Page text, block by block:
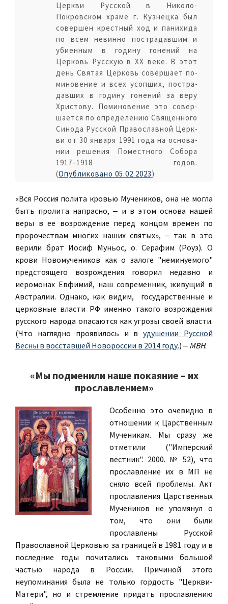
Церкви Русской в Николо-
Покровском храме г. Кузнецка был
совершен крестный ход и панихида
по всем невинно пострадавшим и
убиенным в годину гонений на
Церковь Русскую в XX веке. В этот
день Свя­тая Цер­ковь со­вер­ша­ет по­
ми­но­ве­ние и всех усоп­ших, по­стра­
дав­ших в го­ди­ну го­не­ний за ве­ру
Хри­сто­ву. По­ми­но­ве­ние это со­вер­
ша­ет­ся по опре­де­ле­нию Свя­щен­но­го
Си­но­да Рус­ской Пра­во­слав­ной Церк­
ви от 30 ян­ва­ря 1991 го­да на ос­но­ва­
нии ре­ше­ния По­мест­но­го Со­бо­ра
1917–1918 го­дов.
(Опубликовано 05.02.2023)
«Вся Россия полита кровью Мучеников, она не могла
быть пролита напрасно, ‒ и в этом основа нашей
веры в ее возрождение перед концом времен по
пророчествам многих наших святых», ‒ так в это
верили брат Иосиф Муньос, о. Серафим (Роуз). О
крови Новомучеников как о залоге "неминуемого"
предстоящего возрождения говорил недавно и
иеромонах Евфимий, наш современник, живущий в
Австралии. Однако, как видим, государственные и
церковные власти РФ именно такого возрождения
русского народа опасаются как угрозы своей власти.
(Что наглядно проявилось и вудушении Русской
Весны в восставшей Новороссии в 2014 году.) ‒ МВН.
«Мы подменили наше покаяние – их
прославлением»
Особенно это очевидно в
отношении к Царственным
Мученикам. Мы сразу же
отметили ("Имперский
вестник". 2000. № 52), что
прославление их в МП не
сняло всей проблемы. Акт
прославления Царственных
Мучеников не упомянул о
том, что они были
прославлены Русской
Православной Церковью за границей в 1981 году и в
последние годы почитались таковыми большой
частью народа в России. Причиной этого
неупоминания была не только гордость "Церкви-
Матери", но и стремление придать прославлению